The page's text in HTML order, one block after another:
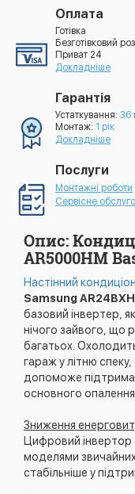
Оплата
Готівка
Безготівковий
Приват 24
Докладніше
Гарантія
Устаткування: 36
Монтаж: 1 рік
Докладніше
Послуги
Монтажні роботи
Сервісне
Опис:
AR5000HM
Настінний
Samsung
базовий інвертер,
нічого зайвого, що
багатьох.
гараж у літню
допоможе
основного опалення.
Зниження
Цифровий інвертор
моделями
стабільніше у